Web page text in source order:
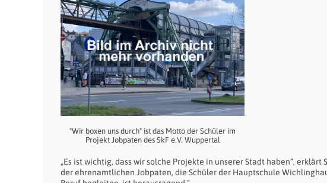
"Wir boxen uns durch" ist das Motto der Schüler im
Projekt Jobpaten des SkF e.V. Wuppertal
„Es ist wichtig, dass wir solche Projekte in unserer Stadt haben“,
der ehrenamtlichen Jobpaten, die Schüler der Hauptschule